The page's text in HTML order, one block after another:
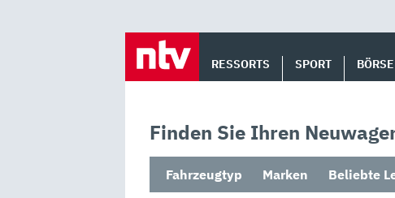
RESSORTS SPORT BÖRSE
Finden Sie Ihren
Fahrzeugtyp Marken Beliebte